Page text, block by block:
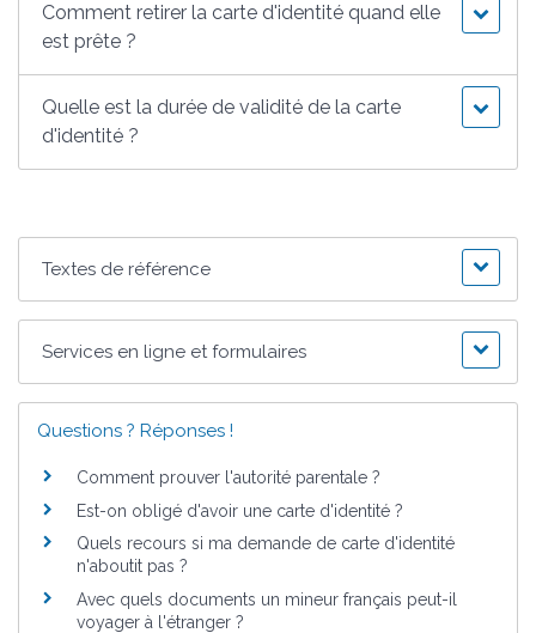
Comment retirer la carte d'identité quand elle
est prête ?
Quelle est la durée de validité de la carte
d'identité ?
Textes de référence
Services en ligne et formulaires
Questions ? Réponses !
Comment prouver l'autorité parentale ?
Est-on obligé d'avoir une carte d'identité ?
Quels recours si ma demande de carte d'identité
n'aboutit pas ?
Avec quels documents un mineur français peut-il
voyager à l'étranger ?